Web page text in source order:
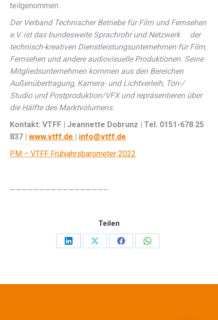
teilgenommen.
Der Verband Technischer Betriebe für Film und Fernsehen
e.V. ist das bundesweite Sprachrohr und Netzwerk der
technisch-kreativen Dienstleistungsunternehmen für Film,
Fernsehen und andere audiovisuelle Produktionen. Seine
Mitgliedsunternehmen kommen aus den Bereichen
Außenübertragung, Kamera- und Lichtverleih, Ton-/
Studio und Postproduktion/VFX und repräsentieren über
die Hälfte des Marktvolumens.
Kontakt: VTFF | Jeannette Dobrunz | Tel. 0151-678 25
837 | www.vtff.de | info@vtff.de
PM – VTFF Frühjahrsbarometer 2022
————————————————–
Teilen
Share
Share
Share
Share